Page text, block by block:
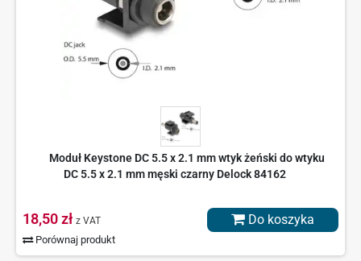
Moduł Keystone DC 5.5 x 2.1 mm wtyk żeński do wtyku
DC 5.5 x 2.1 mm męski czarny Delock 84162
18,50 zł z VAT
Porównaj produkt
Do koszyka